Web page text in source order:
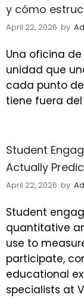
y cómo
April 22, 2026 by
Una oficina
unidad que
cada punto
tiene fuera
Student
Actually
April 22, 2026 by
Student
quantitative
use to
participate,
educational
specialists at